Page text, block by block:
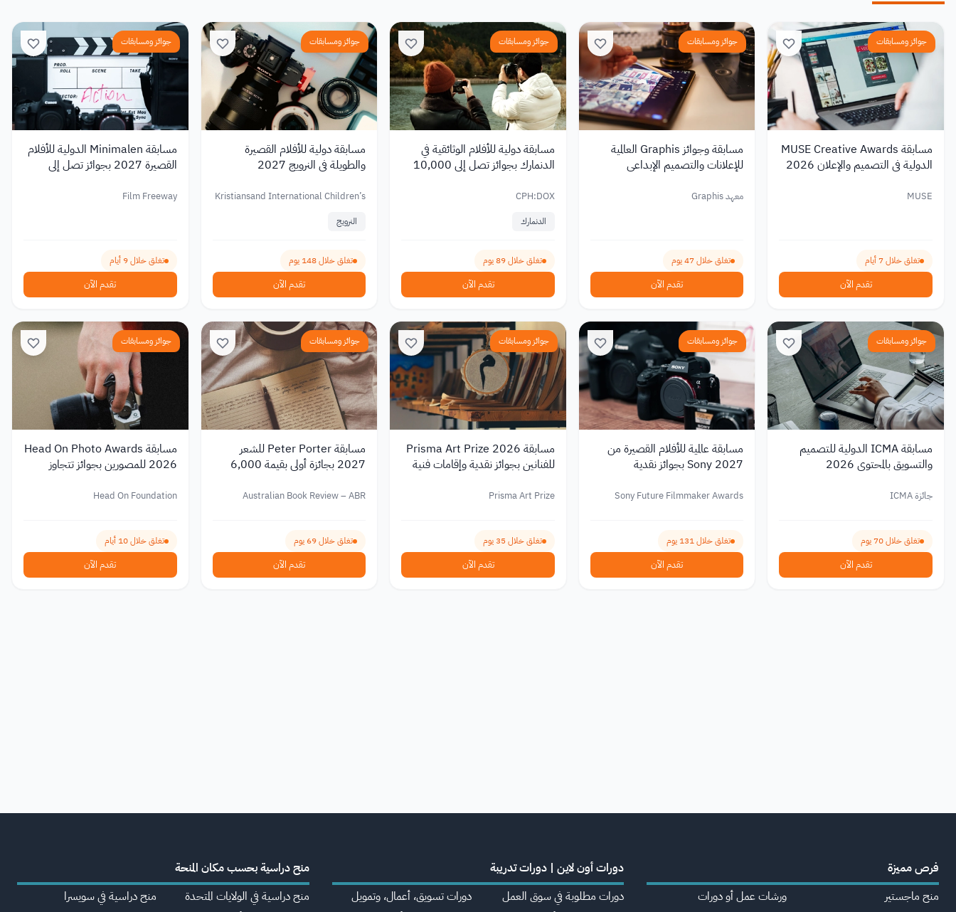
جوائز ومسابقات
مسابقة MUSE Creative Awards
الدولية في التصميم والإعلان 2026
MUSE
تغلق خلال 7 أيام
تقدم الآن
جوائز ومسابقات
مسابقة وجوائز Graphis العالمية
للإعلانات والتصميم الإبداعي
معهد Graphis
تغلق خلال 47 يوم
تقدم الآن
جوائز ومسابقات
مسابقة دولية للأفلام الوثائقية في
الدنمارك بجوائز تصل إلى 10,000
CPH:DOX
الدنمارك
تغلق خلال 89 يوم
تقدم الآن
جوائز ومسابقات
مسابقة دولية للأفلام القصيرة
والطويلة في النرويج 2027
Kristiansand International Children’s
النرويج
تغلق خلال 148 يوم
تقدم الآن
جوائز ومسابقات
مسابقة Minimalen الدولية للأفلام
القصيرة 2027 بجوائز تصل إلى
Film Freeway
تغلق خلال 9 أيام
تقدم الآن
جوائز ومسابقات
مسابقة ICMA الدولية للتصميم
والتسويق بالمحتوى 2026
جائزة ICMA
تغلق خلال 70 يوم
تقدم الآن
جوائز ومسابقات
مسابقة عالمية للأفلام القصيرة من
Sony 2027 بجوائز نقدية
Sony Future Filmmaker Awards
تغلق خلال 131 يوم
تقدم الآن
جوائز ومسابقات
مسابقة Prisma Art Prize 2026
للفنانين بجوائز نقدية وإقامات فنية
Prisma Art Prize
تغلق خلال 35 يوم
تقدم الآن
جوائز ومسابقات
مسابقة Peter Porter للشعر
2027 بجائزة أولى بقيمة 6,000
Australian Book Review – ABR
تغلق خلال 69 يوم
تقدم الآن
جوائز ومسابقات
مسابقة Head On Photo Awards
2026 للمصورين بجوائز تتجاوز
Head On Foundation
تغلق خلال 10 أيام
تقدم الآن
فرص مميزة
منح ماجستير
ورشات عمل أو دورات
دورات أون لاين | دورات تدريبة
دورات مطلوبة في سوق العمل
دورات تسويق، أعمال، وتمويل
منح دراسية بحسب مكان المنحة
منح دراسية في الولايات المتحدة
منح دراسية في سويسرا